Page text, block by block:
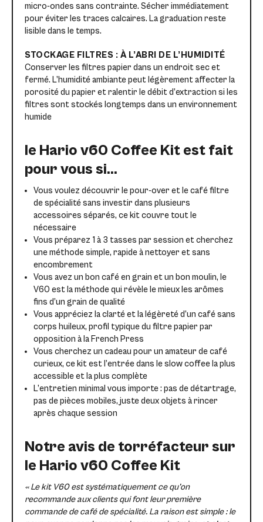
micro-ondes sans contrainte. Sécher immédiatement
pour éviter les traces calcaires. La graduation reste
lisible dans le temps.
STOCKAGE FILTRES : À L’ABRI DE L’HUMIDITÉ
Conserver les filtres papier dans un endroit sec et
fermé. L’humidité ambiante peut légèrement affecter la
porosité du papier et ralentir le débit d’extraction si les
filtres sont stockés longtemps dans un environnement
humide
le Hario v60 Coffee Kit est fait
pour vous si…
Vous voulez découvrir le pour-over et le café filtre
de spécialité sans investir dans plusieurs
accessoires séparés, ce kit couvre tout le
nécessaire
Vous préparez 1 à 3 tasses par session et cherchez
une méthode simple, rapide à nettoyer et sans
encombrement
Vous avez un bon café en grain et un bon moulin, le
V60 est la méthode qui révèle le mieux les arômes
fins d’un grain de qualité
Vous appréciez la clarté et la légèreté d’un café sans
corps huileux, profil typique du filtre papier par
opposition à la French Press
Vous cherchez un cadeau pour un amateur de café
curieux, ce kit est l’entrée dans le slow coffee la plus
accessible et la plus complète
L’entretien minimal vous importe : pas de détartrage,
pas de pièces mobiles, juste deux objets à rincer
après chaque session
Notre avis de torréfacteur sur
le Hario v60 Coffee Kit
« Le kit V60 est systématiquement ce qu’on
recommande aux clients qui font leur première
commande de café de spécialité. La raison est simple : le